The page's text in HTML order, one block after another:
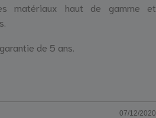
matériaux haut de gamme et
de 5 ans.
07/12/2020